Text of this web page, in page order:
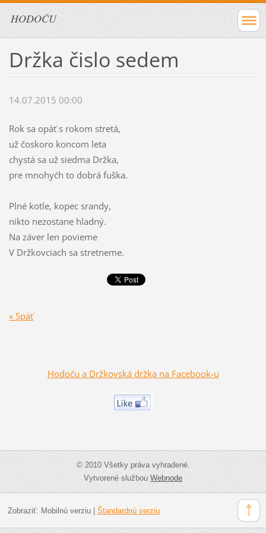
HODOČU
Držka čislo sedem
14.07.2015 00:00
Rok sa opäť s rokom stretá,
už čoskoro koncom leta
chystá sa už siedma Držka,
pre mnohyćh to dobrá fuška.
Plné kotle, kopec srandy,
nikto nezostane hladný.
Na záver len povieme
V Držkovciach sa stretneme.
« Späť
Hodoču a Držkovská držka na Facebook-u
© 2010 Všetky práva vyhradené.
Vytvorené službouWebnode
Zobraziť: Mobilnú verziu| Štandardnú verziu